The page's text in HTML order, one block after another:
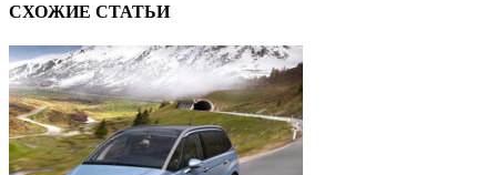
СХОЖИЕ СТАТЬИ